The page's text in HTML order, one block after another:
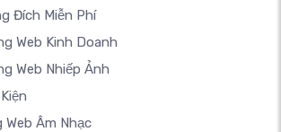
Đích Miễn Phí
Web Kinh Doanh
Web Nhiếp Ảnh
Âm Nhạc